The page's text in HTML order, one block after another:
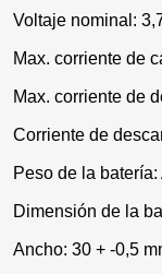
Voltaje nominal:
Max. corriente de
Max. corriente de
Corriente de
Peso de la batería:
Dimensión de la
Ancho: 30 + -0,5